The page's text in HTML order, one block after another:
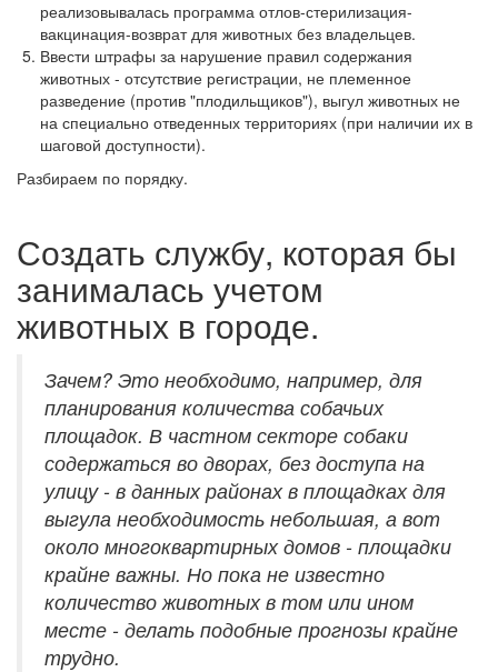
реализовывалась программа отлов-стерилизация-
вакцинация-возврат для животных без владельцев.
Ввести штрафы за нарушение правил содержания
животных - отсутствие регистрации, не племенное
разведение (против "плодильщиков"), выгул животных не
на специально отведенных территориях (при наличии их в
шаговой доступности).
Разбираем по порядку.
Создать службу, которая бы
занималась учетом
животных в городе.
Зачем? Это необходимо, например, для
планирования количества собачьих
площадок. В частном секторе собаки
содержаться во дворах, без доступа на
улицу - в данных районах в площадках для
выгула необходимость небольшая, а вот
около многоквартирных домов - площадки
крайне важны. Но пока не известно
количество животных в том или ином
месте - делать подобные прогнозы крайне
трудно.